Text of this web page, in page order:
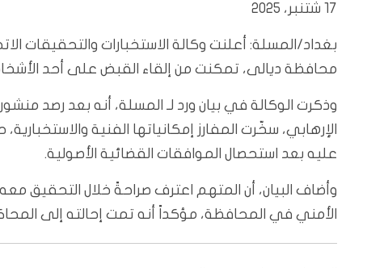
17 شتنبر، 2025
بغداد/المسلة: أعلنت وكالة الاستخبارات والتحقيقات
محافظة ديالى، تمكنت من إلقاء القبض على أحد
وذكرت الوكالة في بيان ورد لـ المسلة، أنه بعد رصد
الإرهابي، سخّرت المفارز إمكانياتها الفنية
عليه بعد استحصال الموافقات القضائية الأصولية.
وأضاف البيان، أن المتهم اعترف صراحةً خلال التحقيق
الأمني في المحافظة، مؤكداً أنه تمت إحالته إلى